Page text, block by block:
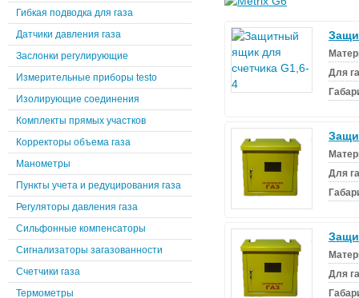
Для
Для
Для
Гибкая подводка для газа
Датчики давления газа
Заслонки регулирующие
Измерительные приборы testo
Изолирующие соединения
Комплекты прямых участков
Корректоры объема газа
Манометры
Пункты учета и редуцирования газа
Регуляторы давления газа
Сильфонные компенсаторы
Сигнализаторы загазованности
Счетчики газа
Термометры